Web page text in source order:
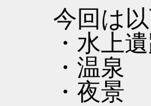
今回は以
・水上
・温泉
・夜景